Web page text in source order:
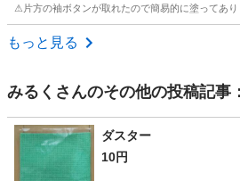
⚠︎片方の袖ボタンが取れたので簡易的に塗ってあ
新潟 新潟市
もっと見る
みるく さんのその他の投稿記事：
ダスター
10円